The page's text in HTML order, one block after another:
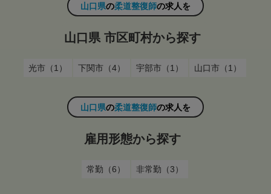
山口県の柔道整復師の求人を
山口県 市区町村から探す
光市（1） 下関市（4） 宇部市（1） 山口市（1）
山口県の柔道整復師の求人を
雇用形態から探す
常勤（6） 非常勤（3）